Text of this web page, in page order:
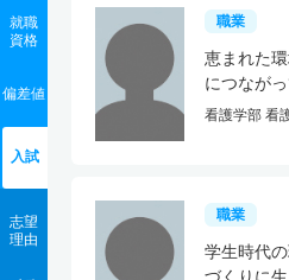
就職
資格
偏差値
入試
志望
理由
職業
恵まれた
につなが
看護学部 看
職業
学生時代